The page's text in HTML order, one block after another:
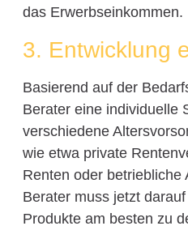
das Erwerbseinkommen.
3. Entwicklung
Basierend auf der
Berater eine individuelle
verschiedene
wie etwa private
Renten oder betriebliche
Berater muss jetzt
Produkte am besten zu